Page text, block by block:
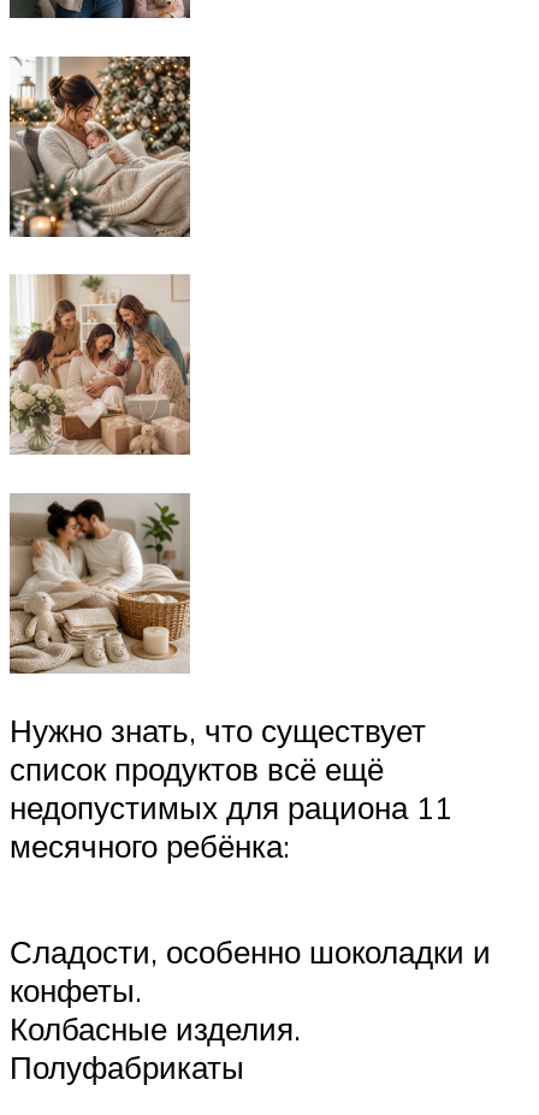
Нужно знать, что существует
список продуктов всё ещё
недопустимых для рациона 11
месячного ребёнка:
Сладости, особенно шоколадки и
конфеты.
Колбасные изделия.
Полуфабрикаты